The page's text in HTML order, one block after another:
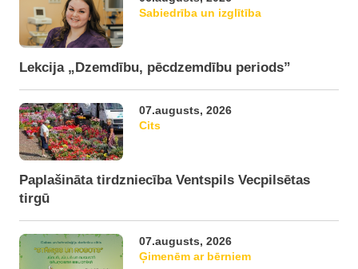
Sabiedrība un izglītība
Lekcija „Dzemdību, pēcdzemdību periods”
07.augusts, 2026
Cits
Paplašināta tirdzniecība Ventspils Vecpilsētas
tirgū
07.augusts, 2026
Ģimenēm ar bērniem